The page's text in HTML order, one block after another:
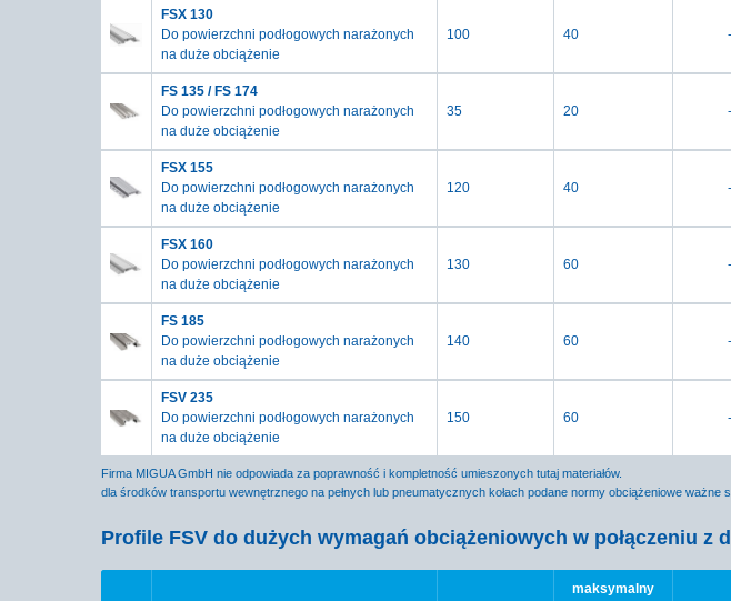
FSX 130
Do powierzchni podłogowych narażonych
na duże obciążenie
100 40 -
FS 135 / FS 174
Do powierzchni podłogowych narażonych
na duże obciążenie
35 20 -
FSX 155
Do powierzchni podłogowych narażonych
na duże obciążenie
120 40 -
FSX 160
Do powierzchni podłogowych narażonych
na duże obciążenie
130 60 -
FS 185
Do powierzchni podłogowych narażonych
na duże obciążenie
140 60 -
FSV 235
Do powierzchni podłogowych narażonych
na duże obciążenie
150 60 -
Firma MIGUA GmbH nie odpowiada za poprawność i kompletność umieszonych tutaj materiałów.
dla środków transportu wewnętrznego na pełnych lub pneumatycznych kołach podane normy obciążeniowe ważne
Profile FSV do dużych wymagań obciążeniowych w połączeniu
maksymalny